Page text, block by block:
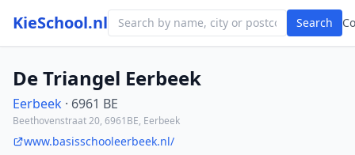
KieSchool.nl Search
De Triangel Eerbeek
Eerbeek · 6961 BE
Beethovenstraat 20, 6961BE, Eerbeek
www.basisschooleerbeek.nl/